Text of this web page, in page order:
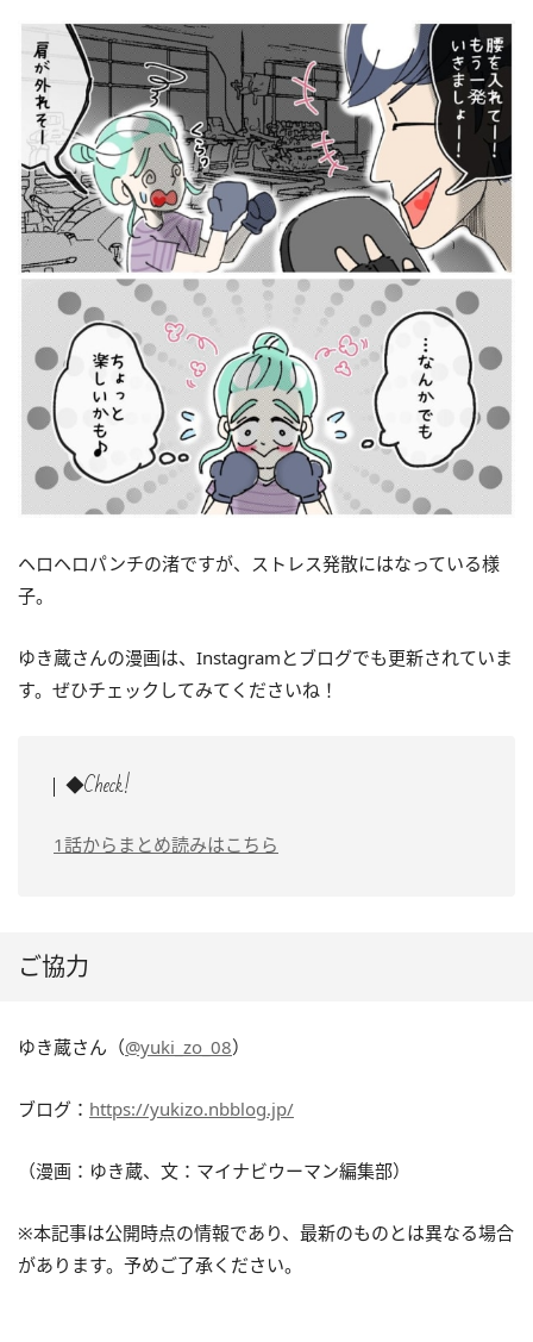
ヘロヘロパンチの渚ですが、ストレス発散にはなっている様
子。
ゆき蔵さんの漫画は、Instagramとブログでも更新されていま
す。ぜひチェックしてみてくださいね！
◆Check!
1話からまとめ読みはこちら
ご協力
ゆき蔵さん（@yuki_zo_08）
ブログ： https://yukizo.nbblog.jp/
（漫画：ゆき蔵、文：マイナビウーマン編集部）
※本記事は公開時点の情報であり、最新のものとは異なる場合
があります。予めご了承ください。